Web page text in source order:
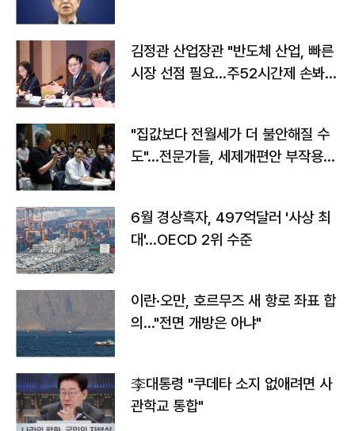
김정관 산업장관 "반도체 산업, 빠른
시장 선점 필요…주52시간제 손봐
"집값보다 전월세가 더 불안해질 수
도"…전문가들, 세제개편안 부작용
6월 경상흑자, 497억달러 '사상 최
대'…OECD 2위 수준
이란·오만, 호르무즈 새 항로 좌표 합
의…"전면 개방은 아냐"
李대통령 "쿠데타 소지 없애려면 사
관학교 통합"